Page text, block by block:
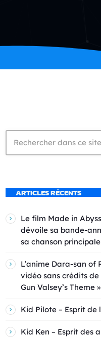
ARTICLES RÉCENTS
Le film Made in
dévoile sa bande-
sa chanson principale
L’anime Dara-san of
vidéo sans crédits
Gun Valsey’s Theme »
Kid Pilote – Esprit de
Kid Ken – Esprit des